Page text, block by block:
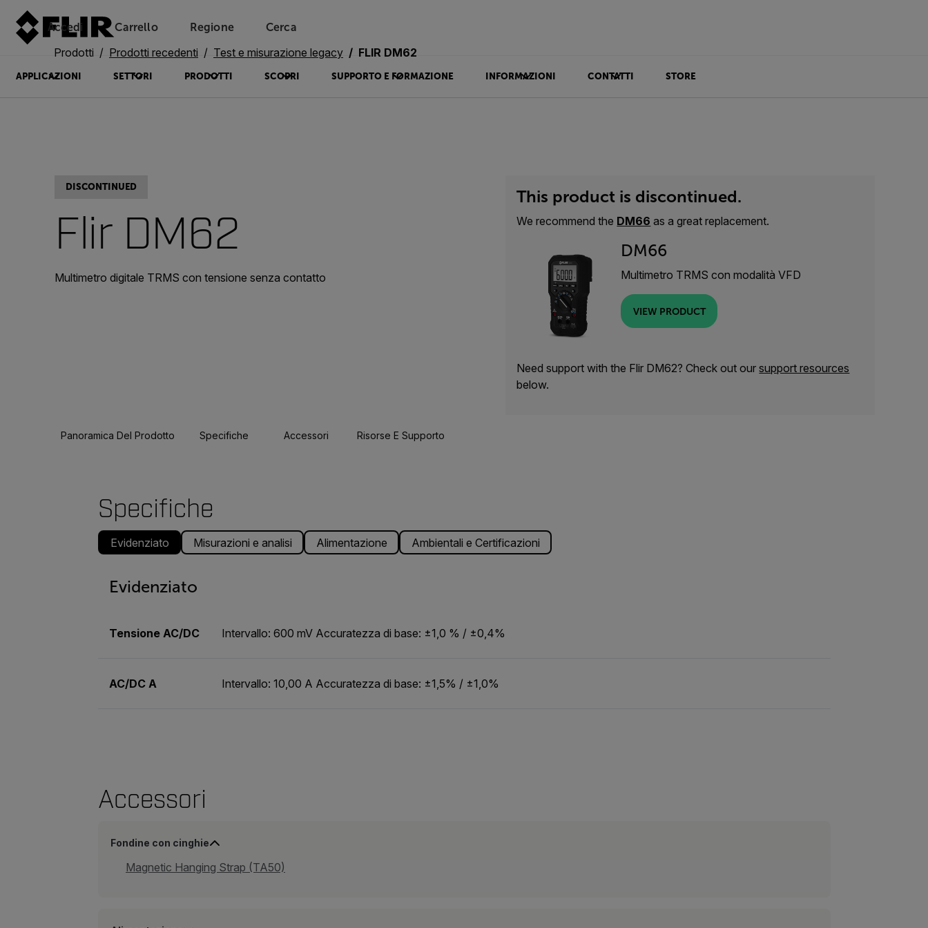
Accedi Unread messages
Carrello
Modello
Rimuovi
articoli
articolo
Aggiungi al carrello
Aggiunto al carrello
Regione Cerca
APPLICAZIONI SETTORI PRODOTTI SCOPRI SUPPORTO E FORMAZIONE INFORMAZIONI CONTATTI STORE
Prodotti Prodotti recedenti Test e misurazione legacy FLIR DM62
DISCONTINUED
Flir DM62
Multimetro digitale TRMS con tensione senza contatto
This product is discontinued.
We recommend the DM66 as a great replacement.
DM66
Multimetro TRMS con modalità VFD
VIEW PRODUCT
Need support with the Flir DM62? Check out oursupport resources
below.
Panoramica Del Prodotto Specifiche Accessori Risorse E Supporto
Specifiche
Evidenziato Misurazioni e analisi Alimentazione Ambientali e Certificazioni
Evidenziato
Tensione AC/DC Intervallo: 600 mV Accuratezza di base: ±1,0 % / ±0,4%
AC/DC A Intervallo: 10,00 A Accuratezza di base: ±1,5% / ±1,0%
Accessori
Fondine con cinghie
Magnetic Hanging Strap (TA50)